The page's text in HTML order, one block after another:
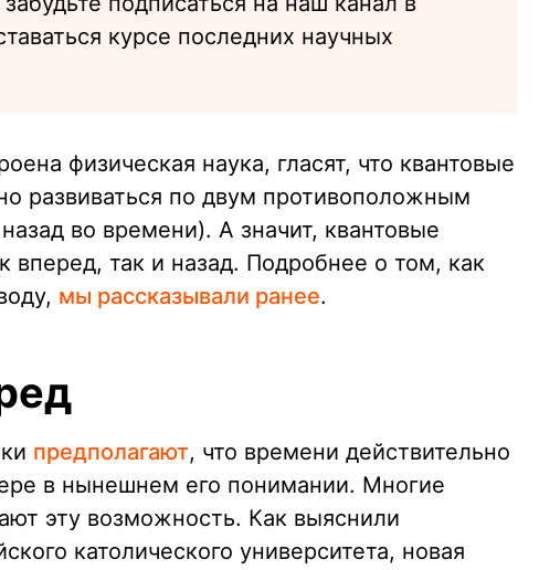
курсе последних научных
физическая наука, гласят, что квантовые
развиваться по двум противоположным
во времени). А значит, квантовые
вперед, так и назад. Подробнее о том, как
мы рассказывали ранее.
предполагают, что времени действительно
в нынешнем его понимании. Многие
эту возможность. Как выяснили
католического университета, новая